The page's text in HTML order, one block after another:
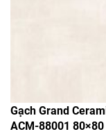
Gạch Grand
ACM-88001 80×80